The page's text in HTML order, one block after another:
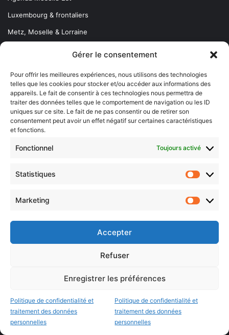
Gérer le consentement
Pour offrir les meilleures expériences, nous utilisons des technologies
telles que les cookies pour stocker et/ou accéder aux informations des
appareils. Le fait de consentir à ces technologies nous permettra de
traiter des données telles que le comportement de navigation ou les ID
uniques sur ce site. Le fait de ne pas consentir ou de retirer son
consentement peut avoir un effet négatif sur certaines caractéristiques
et fonctions.
Fonctionnel Toujours activé
Statistiques
Marketing
Accepter
Refuser
Enregistrer les préférences
Politique de confidentialité et
traitement des données
personnelles
Politique de confidentialité et
traitement des données
personnelles
Luxembourg & frontaliers
Metz, Moselle & Lorraine
Dossiers à la Une
Histoire de Metz
Lorraine)
Choisissez : matin, soir ou hebdo ?
Les infos essentielles de la région à lire au moment où cela vous
votre
adresse
e-